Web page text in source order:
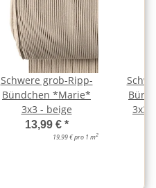
Schwere grob-Ripp-
Bündchen *Marie*
3x3 - beige
13,99 € *
19,99 € pro 1 m2
3x3